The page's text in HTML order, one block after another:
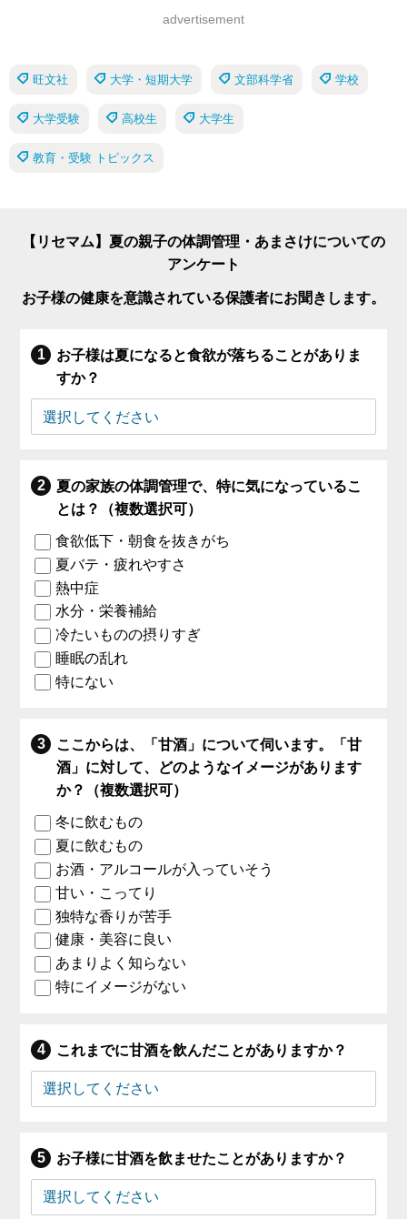
advertisement
旺文社 大学・短期大学 文部科学省 学校
大学受験 高校生 大学生
教育・受験 トピックス
【リセマム】夏の親子の体調管理・あまさけについての
アンケート
お子様の健康を意識されている保護者にお聞きします。
お子様は夏になると食欲が落ちることがありま
すか？
夏の家族の体調管理で、特に気になっているこ
とは？（複数選択可）
食欲低下・朝食を抜きがち
夏バテ・疲れやすさ
熱中症
水分・栄養補給
冷たいものの摂りすぎ
睡眠の乱れ
特にない
ここからは、「甘酒」について伺います。「甘
酒」に対して、どのようなイメージがあります
か？（複数選択可）
冬に飲むもの
夏に飲むもの
お酒・アルコールが入っていそう
甘い・こってり
独特な香りが苦手
健康・美容に良い
あまりよく知らない
特にイメージがない
これまでに甘酒を飲んだことがありますか？
お子様に甘酒を飲ませたことがありますか？